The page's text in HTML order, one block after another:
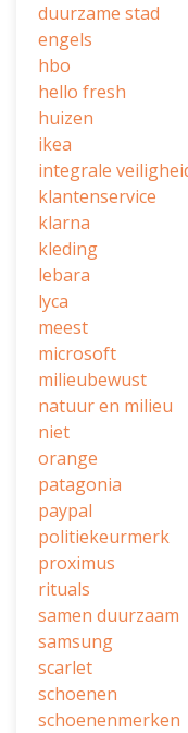
duurzame stad
engels
hbo
hello fresh
huizen
ikea
integrale
klantenservice
klarna
kleding
lebara
lyca
meest
microsoft
milieubewust
natuur en milieu
niet
orange
patagonia
paypal
politiekeurmerk
proximus
rituals
samen duurzaam
samsung
scarlet
schoenen
schoenenmerken